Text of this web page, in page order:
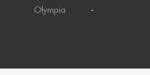
Olympia -